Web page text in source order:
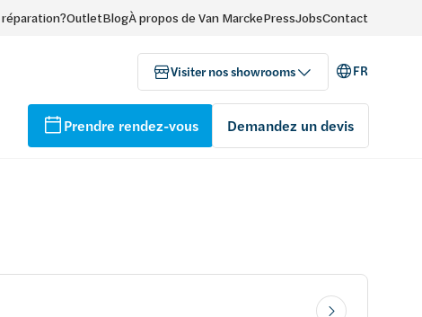
OutletBlogÀ propos de Van MarckePressJobsContact
Visiter nos showrooms FR
Prendre rendez-vous Demandez un devis